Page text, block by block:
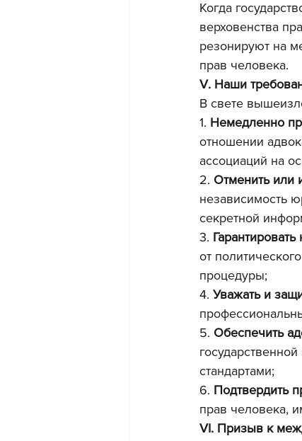
Когда
верховенства
резонируют на
прав человека.
V. Наши
В свете
1. Немедленно
отношении
ассоциаций на
2. Отменить или
независимость
секретной
3.
от
процедуры;
4. Уважать и
5. Обеспечить
стандартами;
6. Подтвердить
прав человека,
VI. Призыв к